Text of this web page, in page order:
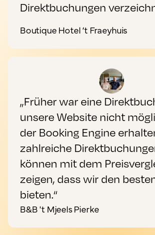
Direktbuchungen
Boutique Hotel ‘t Fraeyhuis
„Früher war eine
unsere Website nicht
der Booking Engine
zahlreiche
können mit dem
zeigen, dass wir den
bieten.“
B&B 't Mjeels Pierke